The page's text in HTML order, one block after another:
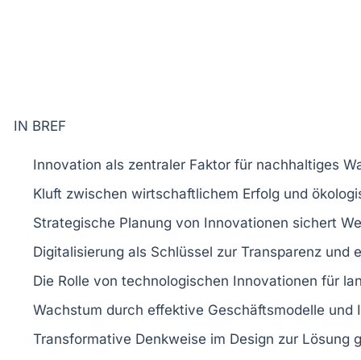
IN BREF
Innovation als zentraler Faktor für nachhaltiges
Kluft zwischen wirtschaftlichem Erfolg und
Strategische Planung von Innovationen sichert
Digitalisierung als Schlüssel zur Transparenz und
Die Rolle von technologischen Innovationen für
Wachstum durch effektive Geschäftsmodelle und
Transformative Denkweise im Design zur Lösung